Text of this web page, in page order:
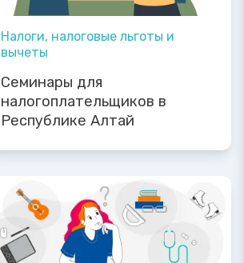
Налоги, налоговые льготы и
вычеты
Семинары для
налогоплательщиков в
Республике Алтай